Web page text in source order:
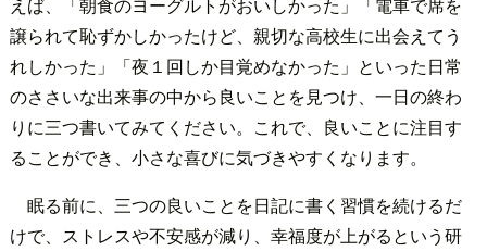
譲られて恥ずかしかったけど、親切な高校生に出会えてう
れしかった」「夜１回しか目覚めなかった」といった日常
のささいな出来事の中から良いことを見つけ、一日の終わ
りに三つ書いてみてください。これで、良いことに注目す
ることができ、小さな喜びに気づきやすくなります。
眠る前に、三つの良いことを日記に書く習慣を続けるだ
けで、ストレスや不安感が減り、幸福度が上がるという研